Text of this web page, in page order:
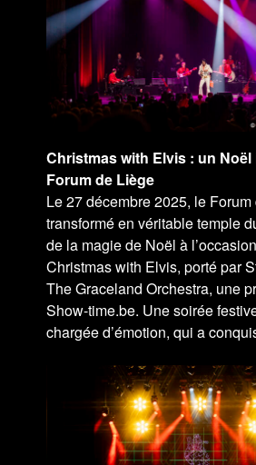
Christmas with Elvis : un
Forum de Liège
Le 27 décembre 2025, le Forum
transformé en véritable temple
de la magie de Noël à
Christmas with Elvis, porté par
The Graceland Orchestra, une
Show-time.be. Une soirée
chargée d’émotion, qui a